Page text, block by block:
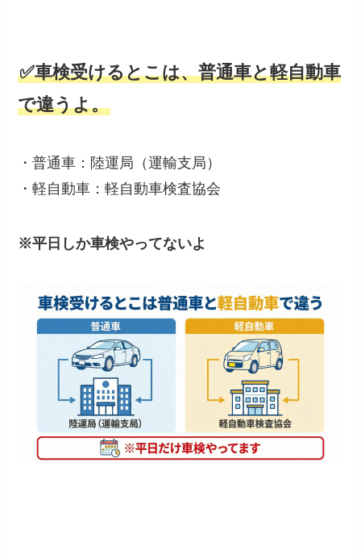
✅車検受けるとこは、普通車と軽自動車
で違うよ。
・普通車：陸運局（運輸支局）
・軽自動車：軽自動車検査協会
※平日しか車検やってないよ